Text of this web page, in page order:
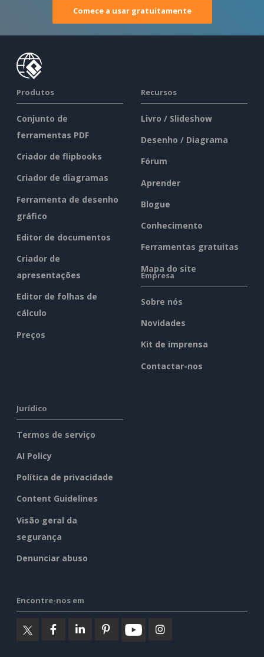
Comece a usar gratuitamente
Produtos
Conjunto de
ferramentas PDF
Criador de flipbooks
Criador de diagramas
Ferramenta de desenho
gráfico
Editor de documentos
Criador de
apresentações
Editor de folhas de
cálculo
Preços
Recursos
Livro / Slideshow
Desenho / Diagrama
Fórum
Aprender
Blogue
Conhecimento
Ferramentas gratuitas
Mapa do site
Empresa
Sobre nós
Novidades
Kit de imprensa
Contactar-nos
Jurídico
Termos de serviço
AI Policy
Política de privacidade
Content Guidelines
Visão geral da
segurança
Denunciar abuso
Encontre-nos em